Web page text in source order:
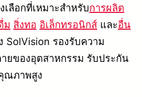
เลือกที่เหมาะสำหรับการผลิต
ม สิ่งทอ อิเล็กทรอนิกส์ และอื่น
SolVision รองรับความ
ยของอุตสาหกรรม รับประกัน
ณภาพสูง